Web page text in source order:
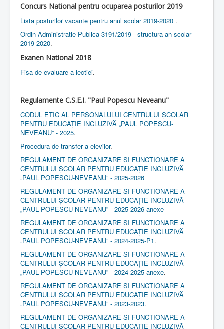
Concurs National pentru ocuparea posturilor 2019
Lista posturilor vacante pentru anul scolar 2019-2020 .
Ordin Administratie Publica 3191/2019 - structura an scolar
2019-2020.
Exanen National 2018
Fisa de evaluare a lectiei.
Regulamente C.S.E.I. "Paul Popescu Neveanu"
CODUL ETIC AL PERSONALULUI CENTRULUI ȘCOLAR
PENTRU EDUCAȚIE INCLUZIVĂ „PAUL POPESCU-
NEVEANU” - 2025.
Procedura de transfer a elevilor.
REGULAMENT DE ORGANIZARE SI FUNCTIONARE A
CENTRULUI ȘCOLAR PENTRU EDUCAȚIE INCLUZIVĂ
„PAUL POPESCU-NEVEANU” - 2025-2026
REGULAMENT DE ORGANIZARE SI FUNCTIONARE A
CENTRULUI ȘCOLAR PENTRU EDUCAȚIE INCLUZIVĂ
„PAUL POPESCU-NEVEANU” - 2025-2026-anexe
REGULAMENT DE ORGANIZARE SI FUNCTIONARE A
CENTRULUI ȘCOLAR PENTRU EDUCAȚIE INCLUZIVĂ
„PAUL POPESCU-NEVEANU” - 2024-2025-P1.
REGULAMENT DE ORGANIZARE SI FUNCTIONARE A
CENTRULUI ȘCOLAR PENTRU EDUCAȚIE INCLUZIVĂ
„PAUL POPESCU-NEVEANU” - 2024-2025-anexe.
REGULAMENT DE ORGANIZARE SI FUNCTIONARE A
CENTRULUI ȘCOLAR PENTRU EDUCAȚIE INCLUZIVĂ
„PAUL POPESCU-NEVEANU” - 2023-2023.
REGULAMENT DE ORGANIZARE SI FUNCTIONARE A
CENTRULUI ȘCOLAR PENTRU EDUCAȚIE INCLUZIVĂ